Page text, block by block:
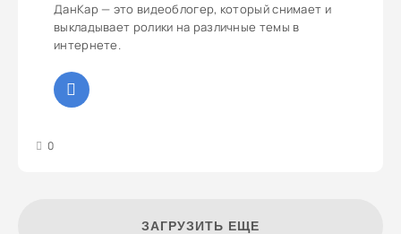
ДанКар — это видеоблогер, который снимает и
выкладывает ролики на различные темы в
интернете.
0
ЗАГРУЗИТЬ ЕЩЕ